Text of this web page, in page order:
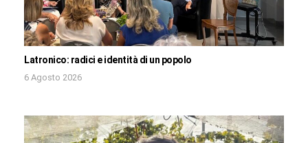
Latronico: radici e identità di un popolo
6 Agosto 2026